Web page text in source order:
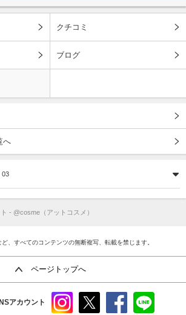
クチコミ
ブログ
へ
03
- @cosme（アットコスメ）
、すべてのコンテンツの無断複写、転載を禁じます。
ページトップへ
アカウント